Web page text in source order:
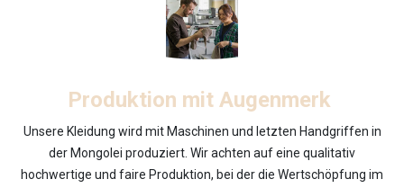
Produktion mit Augenmerk
Unsere Kleidung wird mit Maschinen und letzten Handgriffen in
der Mongolei produziert. Wir achten auf eine qualitativ
hochwertige und faire Produktion, bei der die Wertschöpfung im